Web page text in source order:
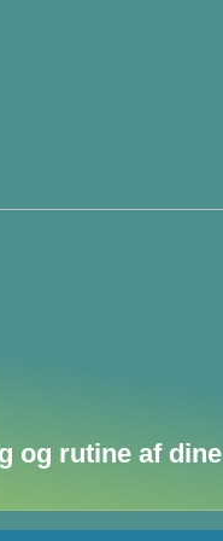
og rutine af dine